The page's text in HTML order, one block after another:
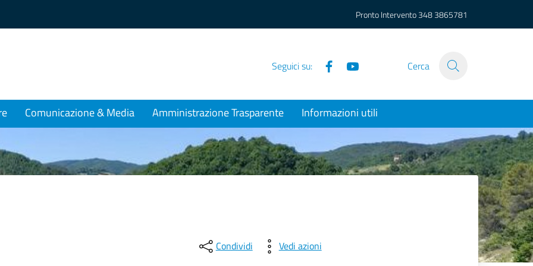
Pronto Intervento348 3865781
Seguici su: Facebook Cerca
Comunicazione & Media Amministrazione Trasparente Informazioni utili
Condividi Vedi azioni